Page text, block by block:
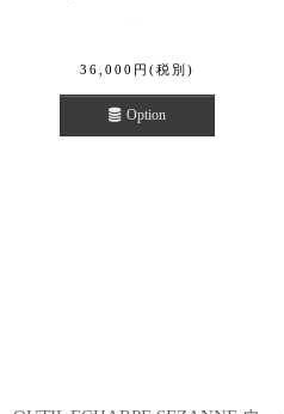
36,000 円 (税別)
Option